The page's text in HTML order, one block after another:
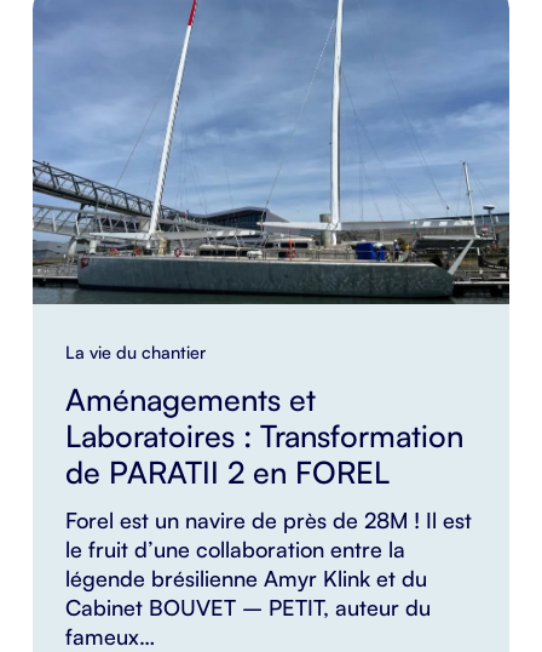
La vie du chantier
Aménagements et
Laboratoires : Transformation
de PARATII 2 en FOREL
Forel est un navire de près de 28M ! Il est
le fruit d’une collaboration entre la
légende brésilienne Amyr Klink et du
Cabinet BOUVET – PETIT, auteur du
fameux…